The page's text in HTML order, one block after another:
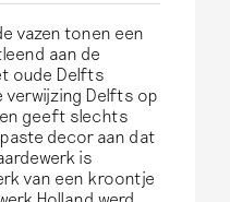
vazen tonen een
aan de
oude Delfts
verwijzing Delfts op
geeft slechts
decor aan dat
is
van een kroontje